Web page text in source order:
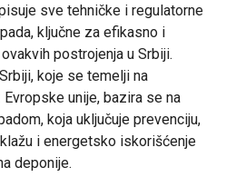
sve tehničke i regulatorne
ključne za efikasno i
postrojenja u Srbiji.
koje se temelji na
unije, bazira se na
koja uključuje prevenciju,
i energetsko iskorišćenje
deponije.